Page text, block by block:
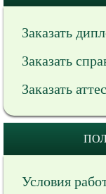
Заказать
Заказать
Заказать
Условия